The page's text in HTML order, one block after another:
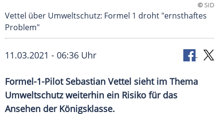
©SID
Vettel über Umweltschutz: Formel 1 droht "ernsthaftes
Problem"
11.03.2021 - 06:36 Uhr
Formel-1-Pilot Sebastian Vettel sieht im Thema
Umweltschutzweiterhin ein Risiko für das
Ansehen der Königsklasse.